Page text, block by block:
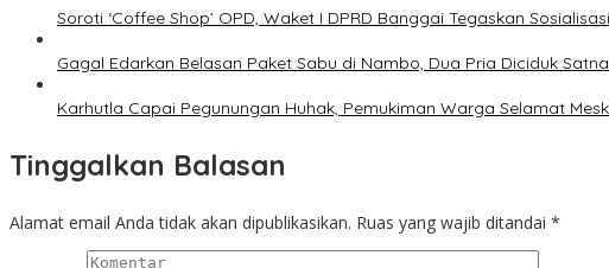
Soroti ‘Coffee Shop’ OPD, Waket I DPRD Banggai Tegaskan
Gagal Edarkan Belasan Paket Sabu di Nambo, Dua Pria Diciduk
Karhutla Capai Pegunungan Huhak, Pemukiman Warga Selamat
Tinggalkan Balasan
Alamat email Anda tidak akan dipublikasikan. Ruas yang wajib ditandai *